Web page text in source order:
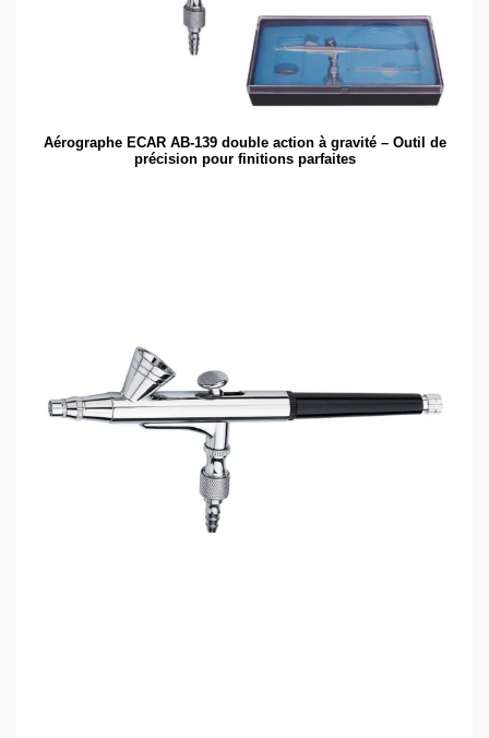
Aérographe ECAR AB-139 double action à gravité – Outil de
précision pour finitions parfaites